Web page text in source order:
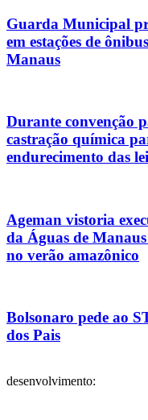
Guarda Municipal
em estações de
Manaus
Durante convenção
castração química
endurecimento das
Ageman vistoria
da Águas de
no verão amazônico
Bolsonaro pede ao
dos Pais
desenvolvimento: